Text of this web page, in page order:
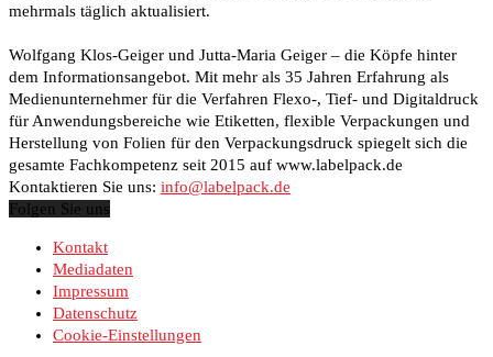
mehrmals täglich aktualisiert.
Wolfgang Klos-Geiger und Jutta-Maria Geiger – die Köpfe hinter
dem Informationsangebot. Mit mehr als 35 Jahren Erfahrung als
Medienunternehmer für die Verfahren Flexo-, Tief- und Digitaldruck
für Anwendungsbereiche wie Etiketten, flexible Verpackungen und
Herstellung von Folien für den Verpackungsdruck spiegelt sich die
gesamte Fachkompetenz seit 2015 auf www.labelpack.de
Kontaktieren Sie uns: info@labelpack.de
Folgen Sie uns
Kontakt
Mediadaten
Impressum
Datenschutz
Cookie-Einstellungen